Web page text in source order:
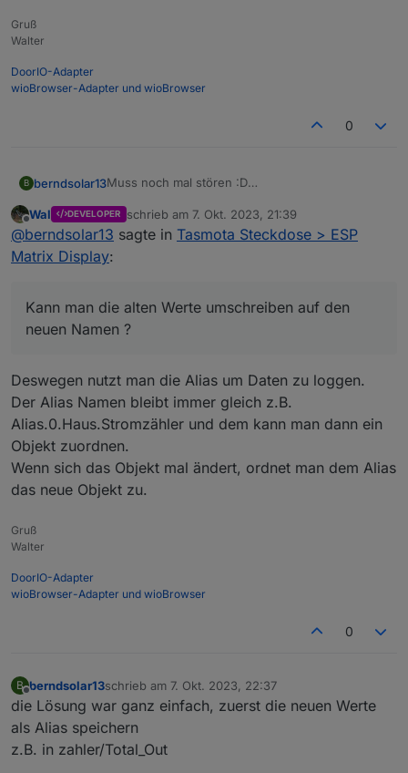
Gruß
Walter
DoorIO-Adapter
wioBrowser-Adapter und wioBrowser
0
B berndsolar13Muss noch mal stören :D
Entität im Sonoff Adapter geändert.
Bedeutet, es schreibt jetzt unter dem Namen
alt = sonoff.0.Stromzahler._Power_curr
neu = sonoff.0.Stromzahler.PZ_Power_curr
Kann man die alten Werte umschreiben auf den
neuen Namen ?
Offline
Wal DEVELOPER schrieb am 7. Okt. 2023, 21:39
zuletzt editiert von
@berndsolar13 sagte in Tasmota Steckdose > ESP
Matrix Display:
Kann man die alten Werte umschreiben auf den
neuen Namen ?
Deswegen nutzt man die Alias um Daten zu loggen.
Der Alias Namen bleibt immer gleich z.B.
Alias.0.Haus.Stromzähler und dem kann man dann ein
Objekt zuordnen.
Wenn sich das Objekt mal ändert, ordnet man dem Alias
das neue Objekt zu.
Gruß
Walter
DoorIO-Adapter
wioBrowser-Adapter und wioBrowser
0
B
Offline
berndsolar13schrieb am 7. Okt. 2023, 22:37
zuletzt editiert von
die Lösung war ganz einfach, zuerst die neuen Werte
als Alias speichern
z.B. in zahler/Total_Out